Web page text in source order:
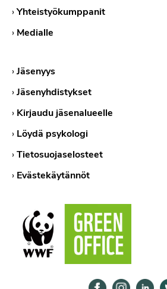
›Yhteistyökumppanit
› Medialle
›Jäsenyys
›Jäsenyhdistykset
› Kirjaudu jäsenalueelle
› Löydä psykologi
›Tietosuojaselosteet
› Evästekäytännöt